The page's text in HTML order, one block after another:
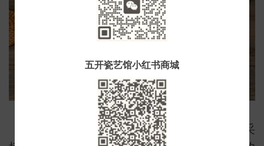
五开瓷艺馆小红书商城
铁观音是我国十大名茶之一，原料要求采